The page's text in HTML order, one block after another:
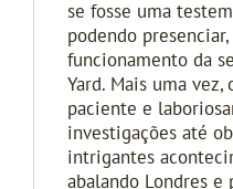
se fosse uma
podendo presenciar,
funcionamento da
Yard. Mais uma vez,
paciente e
investigações até
intrigantes
abalando Londres e